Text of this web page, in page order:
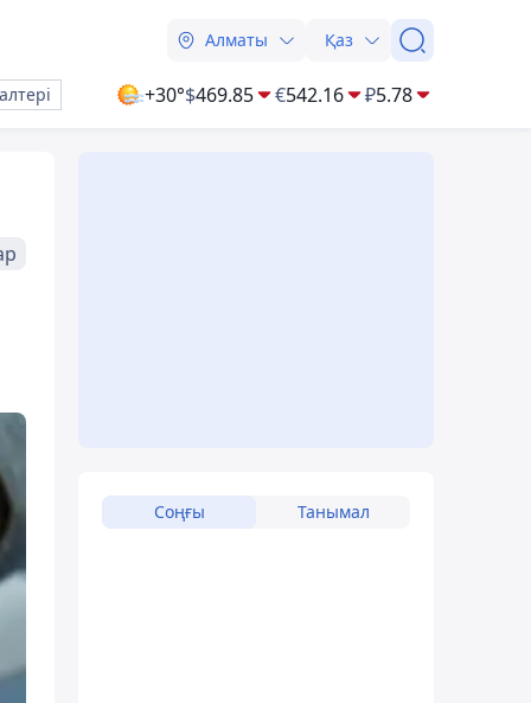
Алматы Қаз
+30°$469.85 €542.16 ₽5.78
Соңғы Танымал